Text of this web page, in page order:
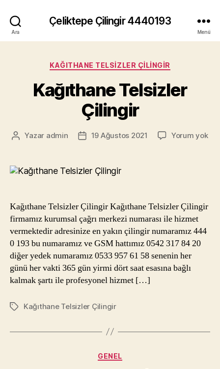
Ara
Çeliktepe Çilingir 4440193
Menü
Kategoriler
KAĞITHANE TELSIZLER ÇILINGIR
Kağıthane Telsizler
Çilingir
Yazının
Yazar admin
Yazı19 Ağustos 2021 Yorum yok
Kağıthane Telsizler Çilingir Kağıthane Telsizler Çilingir
firmamız kurumsal çağrı merkezi numarası ile hizmet
vermektedir adresinize en yakın çilingir numaramız 444
0 193 bu numaramız ve GSM hattımız 0542 317 84 20
diğer yedek numaramız 0533 957 61 58 senenin her
günü her vakti 365 gün yirmi dört saat esasına bağlı
kalmak şartı ile profesyonel hizmet […]
EtiketlerKağıthane Telsizler Çilingir
Kategoriler
GENEL